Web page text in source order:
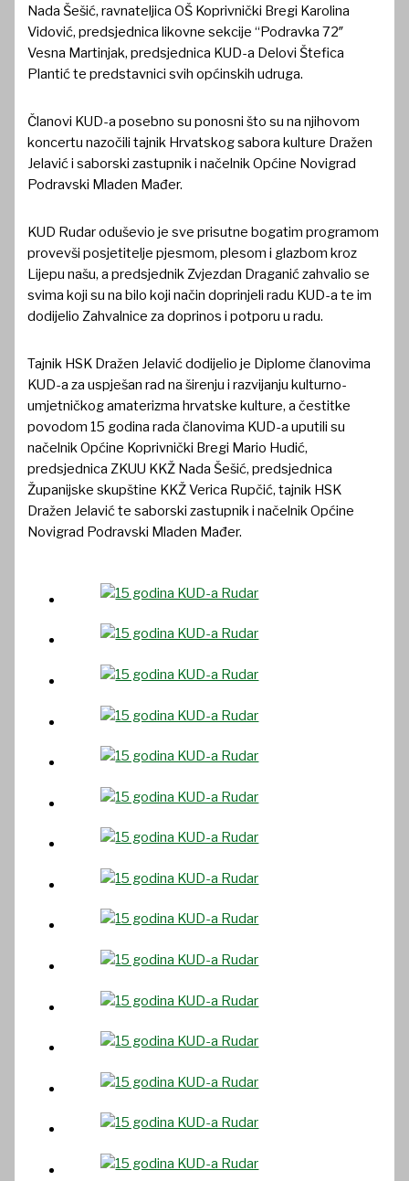
Nada Šešić, ravnateljica OŠ Koprivnički Bregi Karolina
Vidović, predsjednica likovne sekcije “Podravka 72″
Vesna Martinjak, predsjednica KUD-a Delovi Štefica
Plantić te predstavnici svih općinskih udruga.
Članovi KUD-a posebno su ponosni što su na njihovom
koncertu nazočili tajnik Hrvatskog sabora kulture Dražen
Jelavić i saborski zastupnik i načelnik Općine Novigrad
Podravski Mladen Mađer.
KUD Rudar oduševio je sve prisutne bogatim programom
provevši posjetitelje pjesmom, plesom i glazbom kroz
Lijepu našu, a predsjednik Zvjezdan Draganić zahvalio se
svima koji su na bilo koji način doprinjeli radu KUD-a te im
dodijelio Zahvalnice za doprinos i potporu u radu.
Tajnik HSK Dražen Jelavić dodijelio je Diplome članovima
KUD-a za uspješan rad na širenju i razvijanju kulturno-
umjetničkog amaterizma hrvatske kulture, a čestitke
povodom 15 godina rada članovima KUD-a uputili su
načelnik Općine Koprivnički Bregi Mario Hudić,
predsjednica ZKUU KKŽ Nada Šešić, predsjednica
Županijske skupštine KKŽ Verica Rupčić, tajnik HSK
Dražen Jelavić te saborski zastupnik i načelnik Općine
Novigrad Podravski Mladen Mađer.